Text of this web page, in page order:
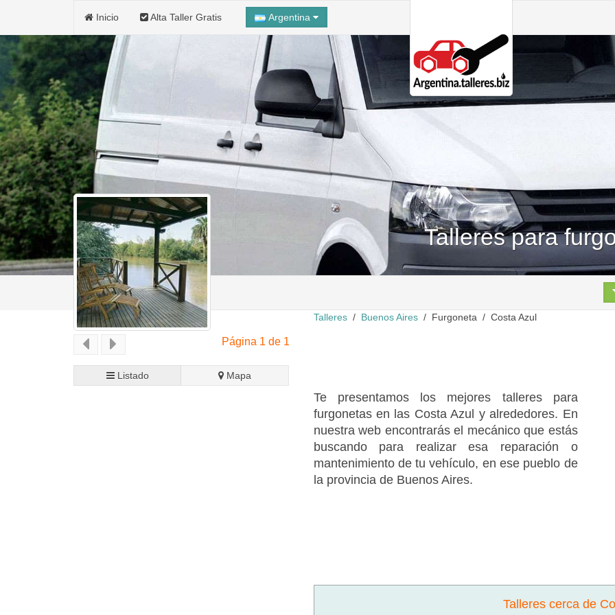
Inicio Alta Taller Gratis Argentina
Talleres para
Página 1 de 1
Listado Mapa
Talleres Buenos Aires Furgoneta Costa Azul
Te presentamos los mejores talleres para
furgonetas en las Costa Azul y alrededores. En
nuestra web encontrarás el mecánico que estás
buscando para realizar esa reparación o
mantenimiento de tu vehículo, en ese pueblo de
la provincia de Buenos Aires.
Talleres cerca de